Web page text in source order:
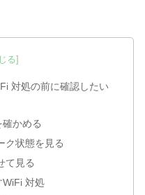
対処の前に確認したい
かめる
ク状態を見る
て見る
WiFi 対処